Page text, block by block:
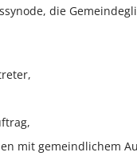
die
mit gemeindlichem